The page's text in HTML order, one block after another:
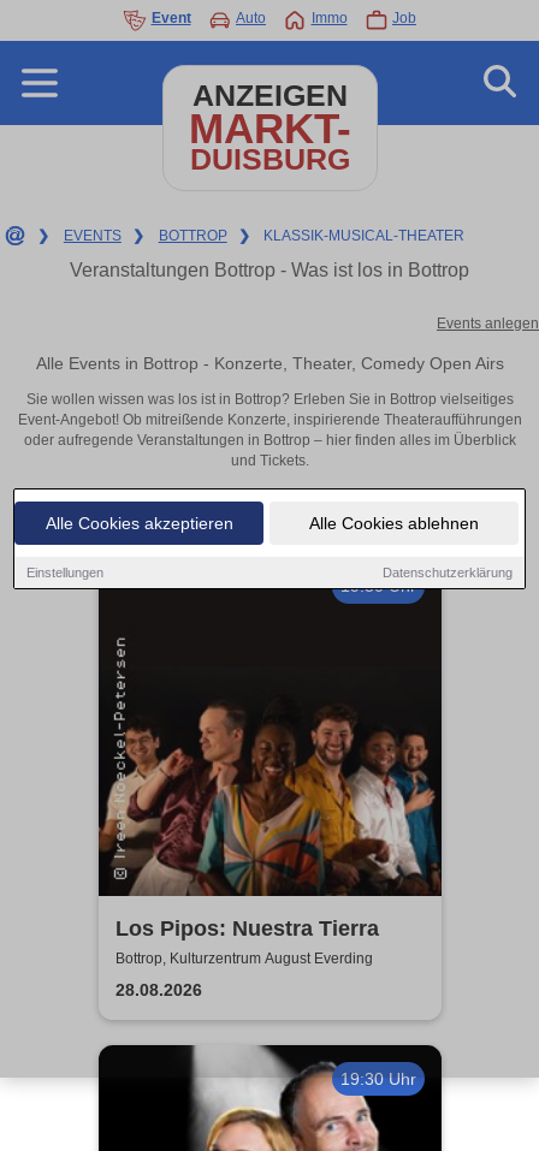
Alle Cookies akzeptieren Alle Cookies ablehnen
Einstellungen Datenschutzerklärung
Event Auto Immo Job
ANZEIGEN
MARKT-
DUISBURG
❯ EVENTS ❯ BOTTROP ❯ KLASSIK-MUSICAL-THEATER
Veranstaltungen Bottrop - Was ist los in Bottrop
Events anlegen
Alle Events in Bottrop - Konzerte, Theater, Comedy Open Airs
Sie wollen wissen was los ist in Bottrop? Erleben Sie in Bottrop vielseitiges
Event-Angebot! Ob mitreißende Konzerte, inspirierende Theateraufführungen
oder aufregende Veranstaltungen in Bottrop – hier finden alles im Überblick
und Tickets.
19:30 Uhr
Los Pipos: Nuestra Tierra
Bottrop, Kulturzentrum August Everding
28.08.2026
19:30 Uhr